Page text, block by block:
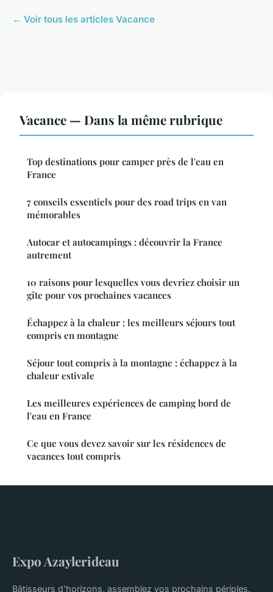
← Voir tous les articles Vacance
Vacance — Dans la même rubrique
Top destinations pour camper près de l'eau en
France
7 conseils essentiels pour des road trips en van
mémorables
Autocar et autocampings : découvrir la France
autrement
10 raisons pour lesquelles vous devriez choisir un
gîte pour vos prochaines vacances
Échappez à la chaleur : les meilleurs séjours tout
compris en montagne
Séjour tout compris à la montagne : échappez à la
chaleur estivale
Les meilleures expériences de camping bord de
l'eau en France
Ce que vous devez savoir sur les résidences de
vacances tout compris
Expo Azaylerideau
Bâtisseurs d'horizons, assemblez vos prochains périples.